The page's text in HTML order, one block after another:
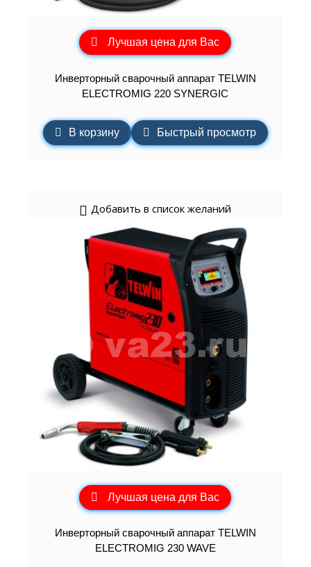
Лучшая цена для Вас
Инверторный сварочный аппарат TELWIN
ELECTROMIG 220 SYNERGIC
В корзину Быстрый просмотр
Добавить в список желаний
Лучшая цена для Вас
Инверторный сварочный аппарат TELWIN
ELECTROMIG 230 WAVE